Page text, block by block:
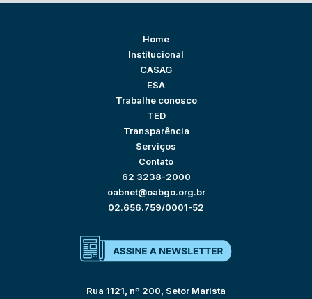
Home
Institucional
CASAG
ESA
Trabalhe conosco
TED
Transparência
Serviços
Contato
62 3238-2000
oabnet@oabgo.org.br
02.656.759/0001-52
Rua 1121, nº 200, Setor Marista